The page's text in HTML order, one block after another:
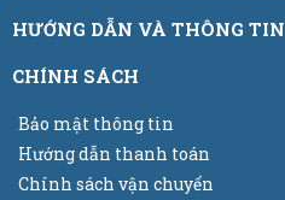
HƯỚNG DẪN VÀ THÔNG TIN
CHÍNH SÁCH
Bảo mật thông tin
Hướng dẫn thanh toán
Chính sách vận chuyển